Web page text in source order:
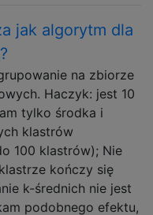
jak algorytm dla
na zbiorze
Haczyk: jest 10
tylko środka i
klastrów
100 klastrów); Nie
kończy się
k-średnich nie jest
podobnego efektu,